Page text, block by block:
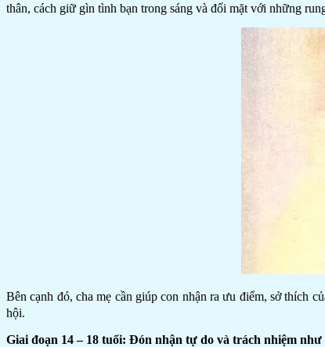
thân, cách giữ gìn tình bạn trong sáng và đối mặt với những
Bên cạnh đó, cha mẹ cần giúp con nhận ra ưu điểm, sở thích
hội.
Giai đoạn 14 – 18 tuổi: Đón nhận tự do và trách nhiệm